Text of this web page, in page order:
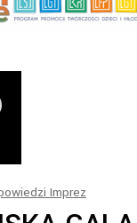
Imprez